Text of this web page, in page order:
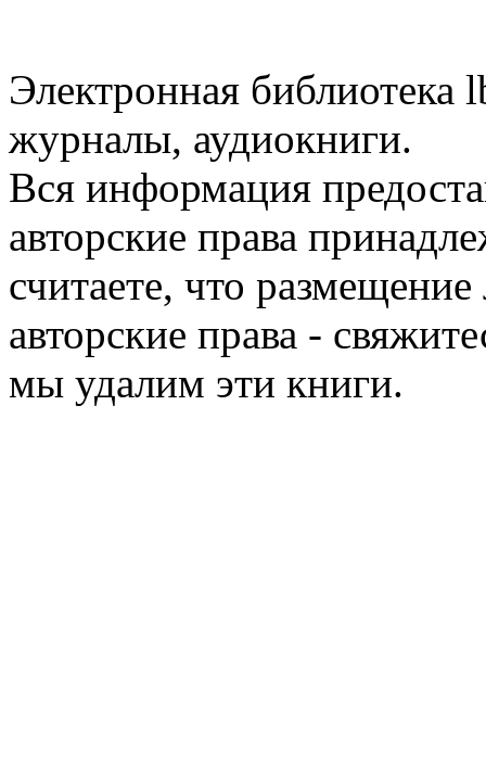
Электронная библиотека
журналы, аудиокниги.
Вся информация
авторские права
считаете, что
авторские права -
мы удалим эти книги.